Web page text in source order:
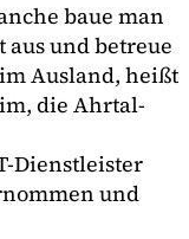
baue man
und betreue
Ausland, heißt
die Ahrtal-
Dienstleister
und